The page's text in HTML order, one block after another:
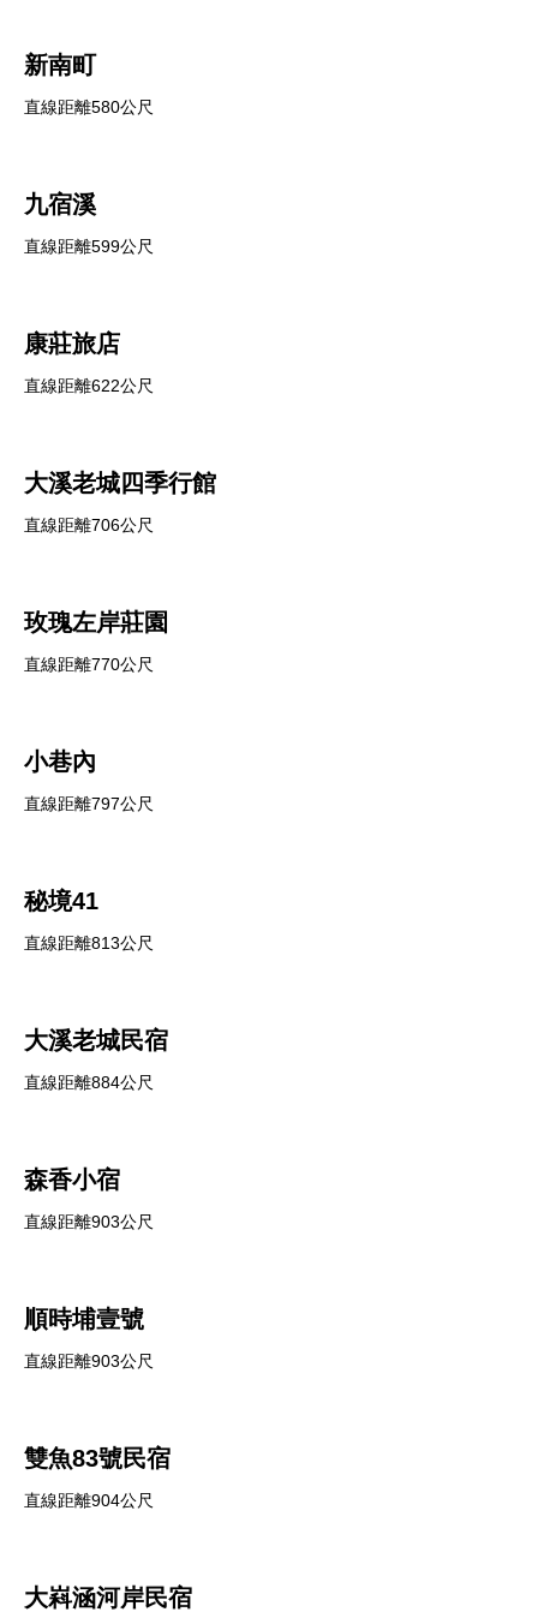
新南町
直線距離580公尺
九宿溪
直線距離599公尺
康莊旅店
直線距離622公尺
大溪老城四季行館
直線距離706公尺
玫瑰左岸莊園
直線距離770公尺
小巷內
直線距離797公尺
秘境41
直線距離813公尺
大溪老城民宿
直線距離884公尺
森香小宿
直線距離903公尺
順時埔壹號
直線距離903公尺
雙魚83號民宿
直線距離904公尺
大嵙涵河岸民宿